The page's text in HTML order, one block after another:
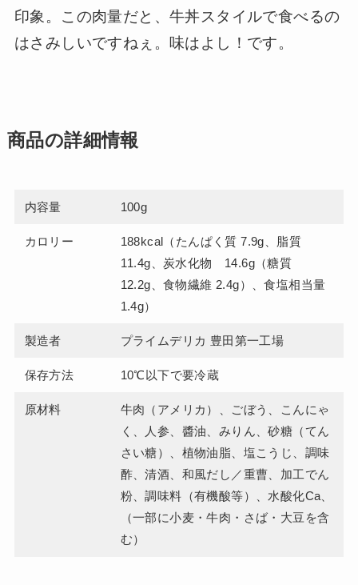
印象。この肉量だと、牛丼スタイルで食べるの
はさみしいですねぇ。味はよし！です。
商品の詳細情報
内容量 100g
カロリー
188kcal（たんぱく質 7.9g、脂質
11.4g、炭水化物 14.6g（糖質
12.2g、食物繊維 2.4g）、食塩相当量
1.4g）
製造者 プライムデリカ 豊田第一工場
保存方法 10℃以下で要冷蔵
原材料
牛肉（アメリカ）、ごぼう、こんにゃ
く、人参、醬油、みりん、砂糖（てん
さい糖）、植物油脂、塩こうじ、調味
酢、清酒、和風だし／重曹、加工でん
粉、調味料（有機酸等）、水酸化Ca、
（一部に小麦・牛肉・さば・大豆を含
む）